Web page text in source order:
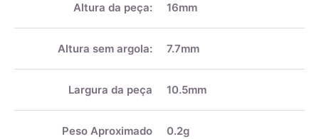
Altura da peça: 16mm
Altura sem argola: 7.7mm
Largura da peça 10.5mm
Peso Aproximado 0.2g